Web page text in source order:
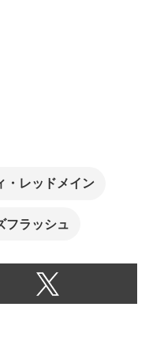
・レッドメイン
フラッシュ